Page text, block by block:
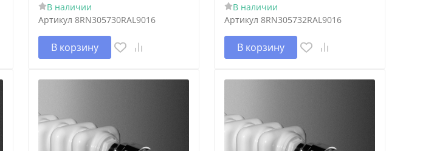
В наличии
Артикул 8RN305730RAL9016
В корзину
В наличии
Артикул 8RN305732RAL9016
В корзину